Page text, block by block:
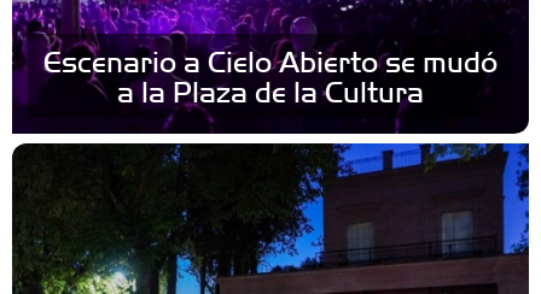
Escenario a Cielo Abierto se mudó
a la Plaza de la Cultura